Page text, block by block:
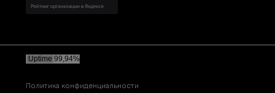
Политика конфиденциальности